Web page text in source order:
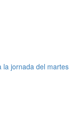
la jornada del martes